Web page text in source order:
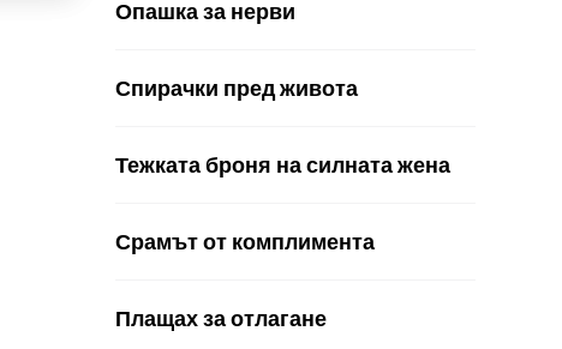
Опашка за нерви
Спирачки пред живота
Тежката броня на силната жена
Срамът от комплимента
Плащах за отлагане